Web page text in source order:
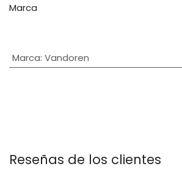
Marca
Marca: Vandoren
Reseñas de los clientes